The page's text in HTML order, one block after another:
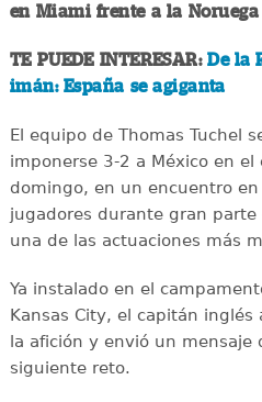
en Miami frente a la
TE PUEDE INTERESAR:De la
imán: España se agiganta
El equipo de Thomas Tuchel
imponerse 3-2 a México en el
domingo, en un encuentro
jugadores durante gran
una de las actuaciones más
Ya instalado en el
Kansas City, el capitán inglés
la afición y envió un mensaje
siguiente reto.